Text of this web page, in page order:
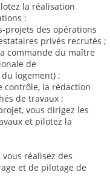
la réalisation
:
projets des opérations
privés recrutés ;
commande du maître
de
logement) ;
contrôle, la rédaction
de travaux ;
vous dirigez les
et pilotez la
réalisez des
et de pilotage de